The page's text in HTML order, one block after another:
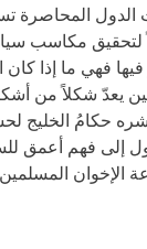
الدول المحاصرة
لتحقيق مكاسب
فيها فهي ما إذا
يعدّ شكلاً من
حكامُ الخليج
إلى فهم أعمق
الإخوان